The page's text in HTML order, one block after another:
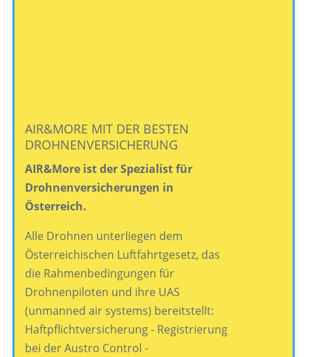
AIR&MORE MIT DER BESTEN
DROHNENVERSICHERUNG
AIR&More ist der Spezialist für
Drohnenversicherungen in
Österreich.
Alle Drohnen unterliegen dem
Österreichischen Luftfahrtgesetz, das
die Rahmenbedingungen für
Drohnenpiloten und ihre UAS
(unmanned air systems) bereitstellt:
Haftpflichtversicherung - Registrierung
bei der Austro Control -